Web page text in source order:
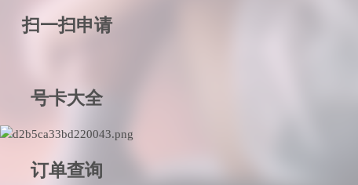
扫一扫申请
号卡大全
订单查询